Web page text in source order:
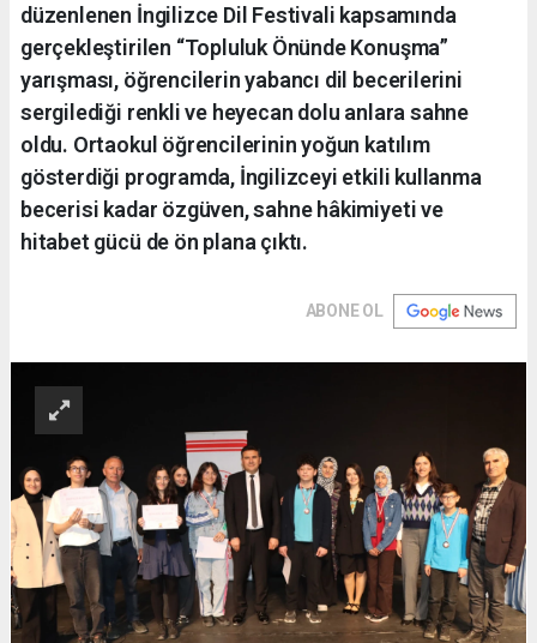
düzenlenen İngilizce Dil Festivali kapsamında
gerçekleştirilen “Topluluk Önünde Konuşma”
yarışması, öğrencilerin yabancı dil becerilerini
sergilediği renkli ve heyecan dolu anlara sahne
oldu. Ortaokul öğrencilerinin yoğun katılım
gösterdiği programda, İngilizceyi etkili kullanma
becerisi kadar özgüven, sahne hâkimiyeti ve
hitabet gücü de ön plana çıktı.
ABONE OL